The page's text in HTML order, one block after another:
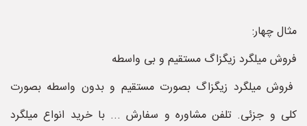
مثال چهار:
فروش میلگرد زیگزاگ مستقیم و بی واسطه
فروش میلگرد زیگزاگ بصورت مستقیم و بدون واسطه بصورت
‌کلی و جزئی. تلفن مشاوره و سفارش ... با خرید انواع میلگرد